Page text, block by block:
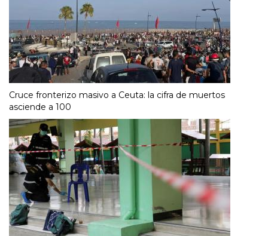
Cruce fronterizo masivo a Ceuta: la cifra de muertos
asciende a 100